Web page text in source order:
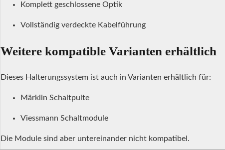
Komplett geschlossene Optik
Vollständig verdeckte Kabelführung
Weitere kompatible Varianten erhältlich
Dieses Halterungssystem ist auch in Varianten erhältlich für:
Märklin Schaltpulte
Viessmann Schaltmodule
Die Module sind aber untereinander nicht kompatibel.